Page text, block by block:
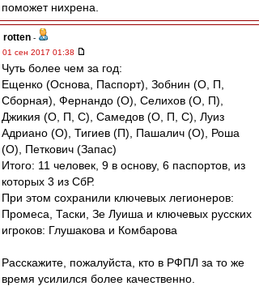
поможет нихрена.
rotten -
01 сен 2017 01:38
Чуть более чем за год:
Ещенко (Основа, Паспорт), Зобнин (О, П,
Сборная), Фернандо (О), Селихов (О, П),
Джикия (О, П, С), Самедов (О, П, С), Луиз
Адриано (О), Тигиев (П), Пашалич (О), Роша
(О), Петкович (Запас)
Итого: 11 человек, 9 в основу, 6 паспортов, из
которых 3 из СбР.
При этом сохранили ключевых легионеров:
Промеса, Таски, Зе Луиша и ключевых русских
игроков: Глушакова и Комбарова
Расскажите, пожалуйста, кто в РФПЛ за то же
время усилился более качественно.